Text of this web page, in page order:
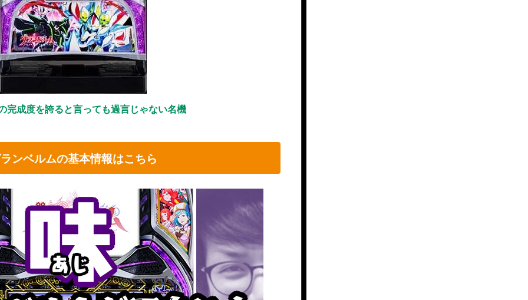
完成度を誇ると言っても過言じゃない名機
ンベルムの基本情報はこちら